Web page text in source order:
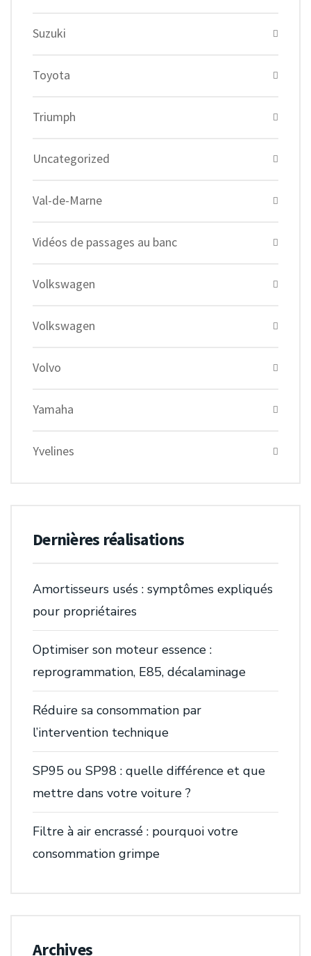
Suzuki
Toyota
Triumph
Uncategorized
Val-de-Marne
Vidéos de passages au banc
Volkswagen
Volkswagen
Volvo
Yamaha
Yvelines
Dernières réalisations
Amortisseurs usés : symptômes expliqués
pour propriétaires
Optimiser son moteur essence :
reprogrammation, E85, décalaminage
Réduire sa consommation par
l’intervention technique
SP95 ou SP98 : quelle différence et que
mettre dans votre voiture ?
Filtre à air encrassé : pourquoi votre
consommation grimpe
Archives